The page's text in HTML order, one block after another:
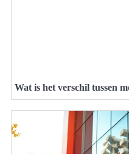
Wat is het verschil tussen